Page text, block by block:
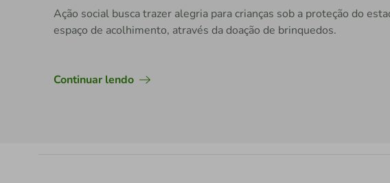
Ação social busca trazer alegria para crianças sob a proteção do
espaço de acolhimento, através da doação de brinquedos.
Continuar lendo